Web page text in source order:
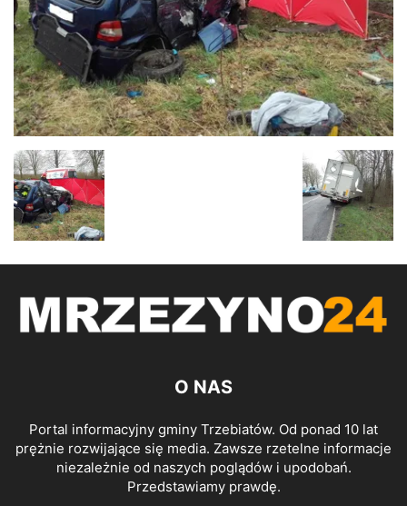
O NAS
Portal informacyjny gminy Trzebiatów. Od ponad 10 lat
prężnie rozwijające się media. Zawsze rzetelne informacje
niezależnie od naszych poglądów i upodobań.
Przedstawiamy prawdę.